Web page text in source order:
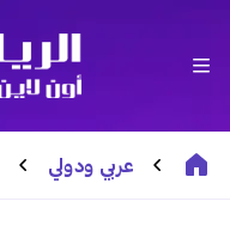
عربي ودولي